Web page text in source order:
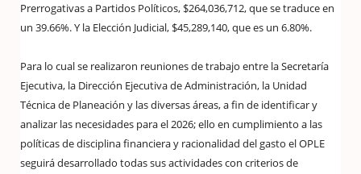
Prerrogativas a Partidos Políticos, $264,036,712, que se traduce en
un 39.66%. Y la Elección Judicial, $45,289,140, que es un 6.80%.
Para lo cual se realizaron reuniones de trabajo entre la Secretaría
Ejecutiva, la Dirección Ejecutiva de Administración, la Unidad
Técnica de Planeación y las diversas áreas, a fin de identificar y
analizar las necesidades para el 2026; ello en cumplimiento a las
políticas de disciplina financiera y racionalidad del gasto el OPLE
seguirá desarrollado todas sus actividades con criterios de